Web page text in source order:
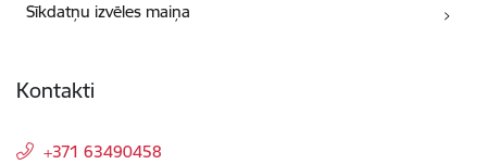
Sīkdatņu izvēles maiņa
Kontakti
+371 63490458